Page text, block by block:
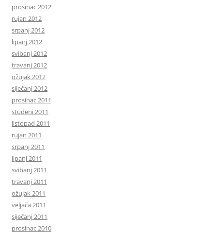
prosinac 2012
rujan 2012
srpanj 2012
lipanj 2012
svibanj 2012
travanj 2012
ožujak 2012
siječanj 2012
prosinac 2011
studeni 2011
listopad 2011
rujan 2011
srpanj 2011
lipanj 2011
svibanj 2011
travanj 2011
ožujak 2011
veljača 2011
siječanj 2011
prosinac 2010